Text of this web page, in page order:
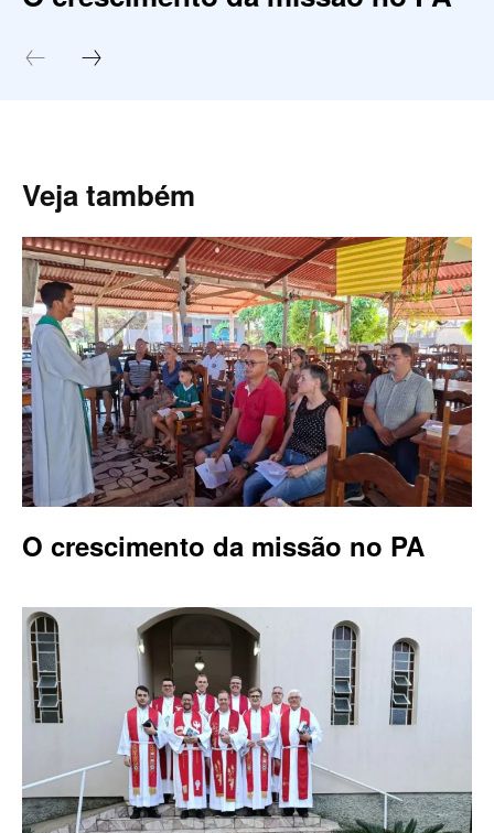
Veja também
O crescimento da missão no PA